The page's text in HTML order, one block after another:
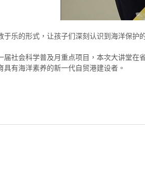
于乐的形式，让孩子们深刻认识到海洋保
届社会科学普及月重点项目，本次大讲堂在
具有海洋素养的新一代自贸港建设者。